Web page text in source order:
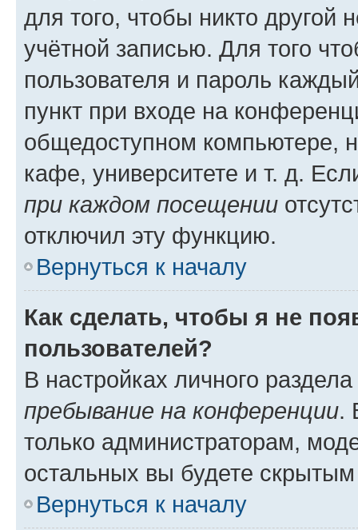
для того, чтобы никто другой
учётной записью. Для того
пользователя и пароль
пункт при входе на
общедоступном компьютере,
кафе, университете и т. д.
при каждом посещении
отключил эту функцию.
Вернуться к началу
Как сделать, чтобы я не
пользователей?
В настройках личного
пребывание на конференции.
только администраторам,
остальных вы будете
Вернуться к началу